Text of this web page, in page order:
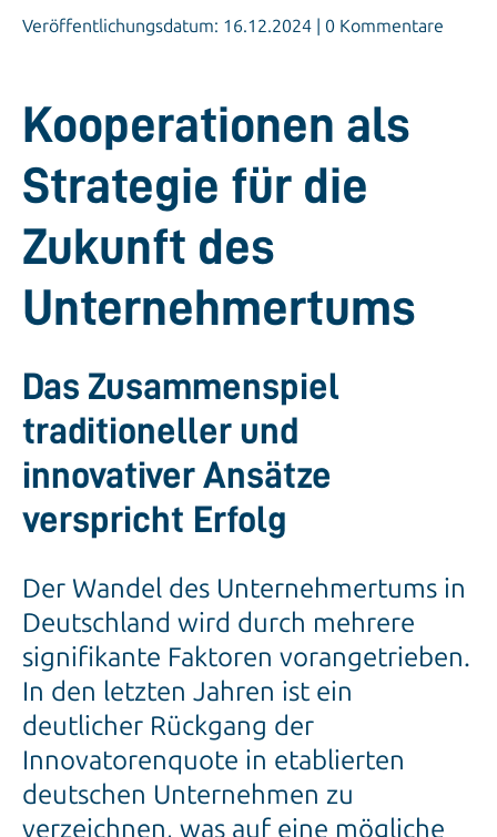
Strategie für die
Zukunft des
Unternehmertums
traditioneller und
innovativer Ansätze
verspricht Erfolg
Der Wandel des Unternehmertums in
Deutschland wird durch mehrere
signifikante Faktoren vorangetrieben.
In den letzten Jahren ist ein
deutlicher Rückgang der
Innovatorenquote in etablierten
deutschen Unternehmen zu
verzeichnen, was auf eine mögliche
Stagnation in der Innovationskraft